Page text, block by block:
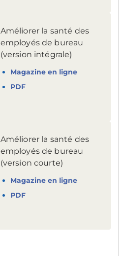
Améliorer la santé des
employés de bureau
(version intégrale)
Magazine en ligne
PDF
Améliorer la santé des
employés de bureau
(version courte)
Magazine en ligne
PDF